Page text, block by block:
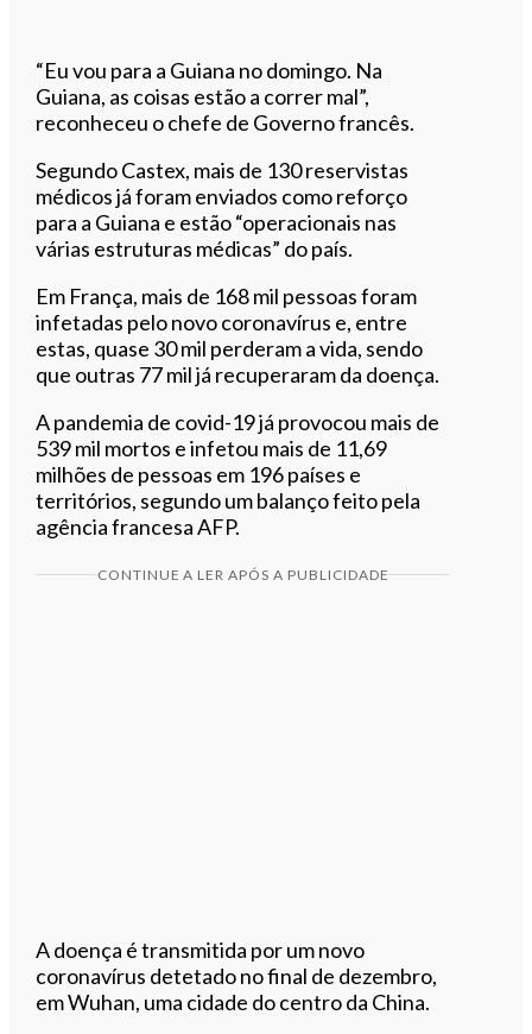
“Eu vou para a Guiana no domingo. Na
Guiana, as coisas estão a correr mal”,
reconheceu o chefe de Governo francês.
Segundo Castex, mais de 130 reservistas
médicos já foram enviados como reforço
para a Guiana e estão “operacionais nas
várias estruturas médicas” do país.
Em França, mais de 168 mil pessoas foram
infetadas pelo novo coronavírus e, entre
estas, quase 30 mil perderam a vida, sendo
que outras 77 mil já recuperaram da doença.
A pandemia de covid-19 já provocou mais de
539 mil mortos e infetou mais de 11,69
milhões de pessoas em 196 países e
territórios, segundo um balanço feito pela
agência francesa AFP.
CONTINUE A LER APÓS A PUBLICIDADE
A doença é transmitida por um novo
coronavírus detetado no final de dezembro,
em Wuhan, uma cidade do centro da China.